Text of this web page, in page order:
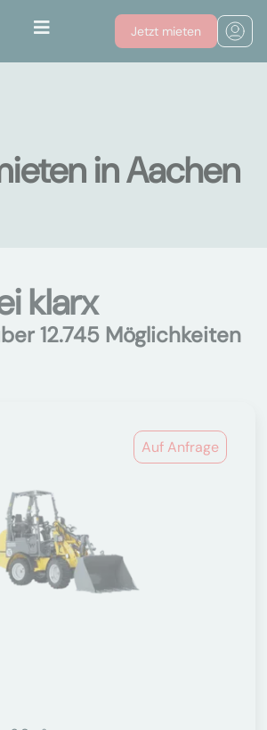
Jetzt mieten
in Aachen
klarx
12.745 Möglichkeiten
Auf Anfrage